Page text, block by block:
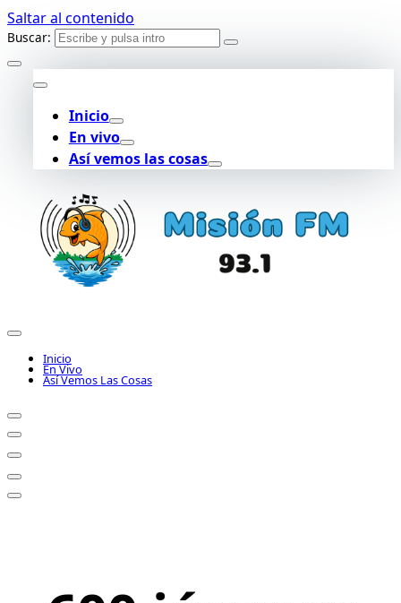
Saltar al contenido
Buscar:
Inicio
En vivo
Así vemos las cosas
Inicio
En Vivo
Así Vemos Las Cosas